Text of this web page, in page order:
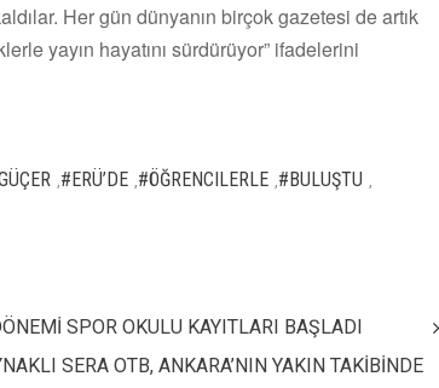
Her gün dünyanın birçok gazetesi de artık
yayın hayatını sürdürüyor” ifadelerini
#ERÜ’DE #ÖĞRENCILERLE #BULUŞTU
SPOR OKULU KAYITLARI BAŞLADI
SERA OTB, ANKARA’NIN YAKIN TAKİBİNDE